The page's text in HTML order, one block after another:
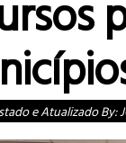
e Atualizado By: